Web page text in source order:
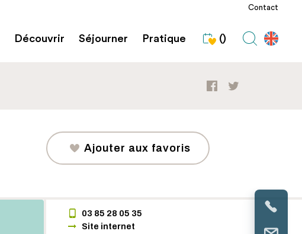
Contact
Découvrir Séjourner Pratique ()
Ajouter aux favoris
03 85 28 05 35
Site internet